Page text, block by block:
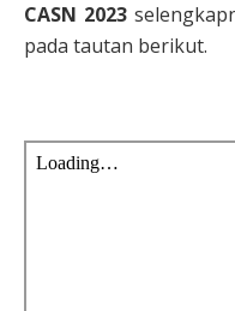
CASN 2023
pada tautan berikut.